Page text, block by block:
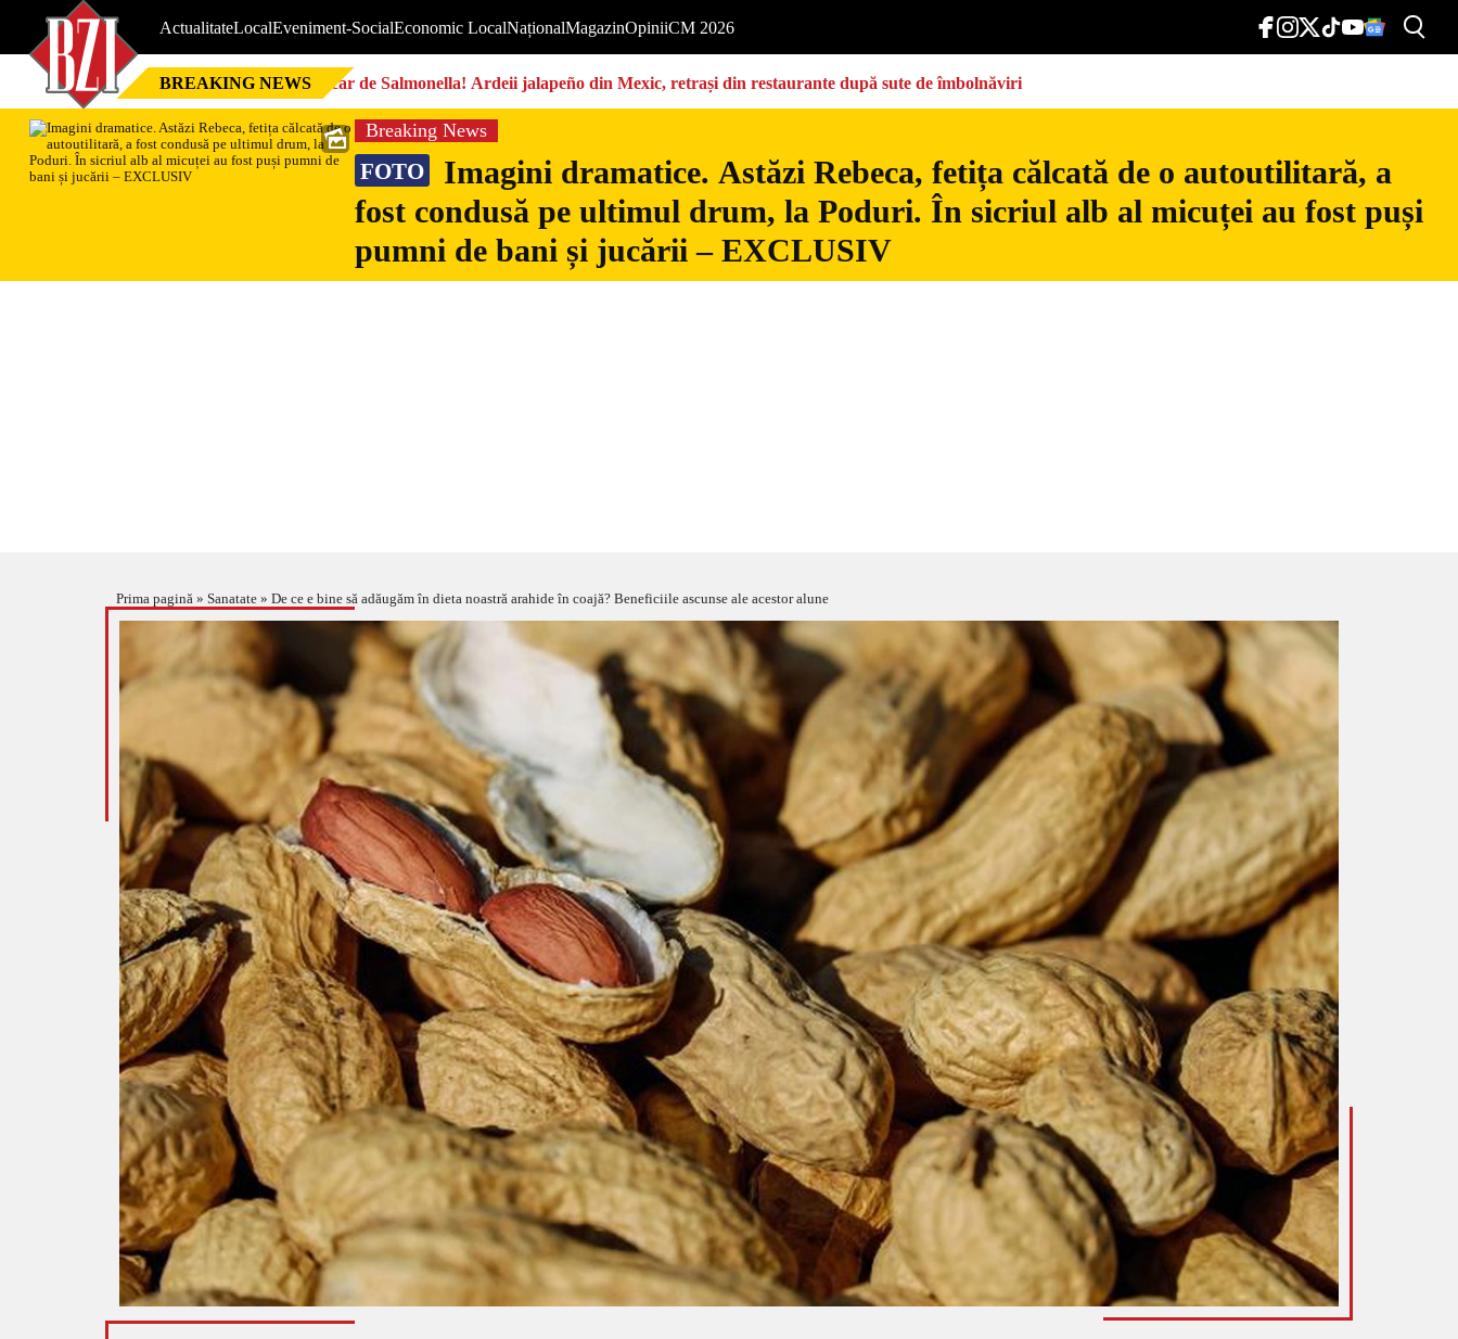
ActualitateLocalEveniment-SocialEconomic LocalNaționalMagazinOpiniiCM 2026
BREAKING NEWS Focar de Salmonella! Ardeii jalapeño din Mexic, retrași din restaurante după sute de îmbolnăviri
Breaking News
FOTO
Imagini dramatice. Astăzi Rebeca, fetița călcată de o autoutilitară, a
fost condusă pe ultimul drum, la Poduri. În sicriul alb al micuței au fost puși
pumni de bani și jucării – EXCLUSIV
Prima pagină » Sanatate » De ce e bine să adăugăm în dieta noastră arahide în coajă? Beneficiile ascunse ale acestor alune